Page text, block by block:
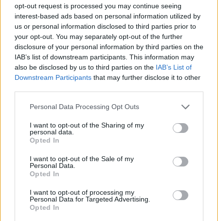
opt-out request is processed you may continue seeing
interest-based ads based on personal information utilized by
us or personal information disclosed to third parties prior to
your opt-out. You may separately opt-out of the further
disclosure of your personal information by third parties on the
IAB’s list of downstream participants. This information may
also be disclosed by us to third parties on the IAB’s List of
Downstream Participants that may further disclose it to other
Personal Data Processing Opt Outs
I want to opt-out of the Sharing of my
personal data.
Opted In
I want to opt-out of the Sale of my
Personal Data.
Opted In
I want to opt-out of processing my
Personal Data for Targeted Advertising.
Opted In
Commenti
Accedioregistratiper commentare questo
L'email è richiesta ma non verrà mostrata ai visitatori. Il contenuto di questo
commento esprime il pensiero dell'autore e non rappresenta la linea editoriale
di VareseNews.it, che rimane autonoma e indipendente. I messaggi inclusi nei
che includano uno o più link a siti esterni verranno rimossi in automatico dal